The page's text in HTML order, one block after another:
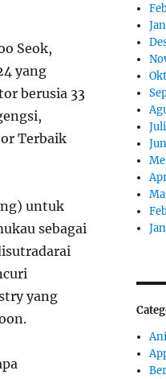
Seok,
yang
berusia 33
Terbaik
untuk
sebagai
yang